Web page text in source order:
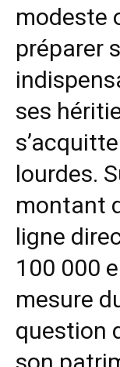
modeste
préparer
ses
lourdes.
montant
ligne
100 000
mesure
question